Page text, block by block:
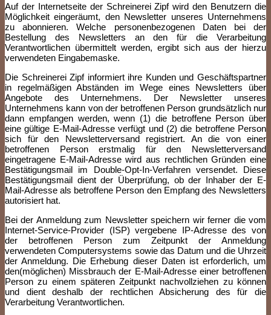
Auf der Internetseite der Schreinerei Zipf wird den Benutzern die
Möglichkeit eingeräumt, den Newsletter unseres Unternehmens
zu abonnieren. Welche personenbezogenen Daten bei der
Bestellung des Newsletters an den für die Verarbeitung
Verantwortlichen übermittelt werden, ergibt sich aus der hierzu
verwendeten Eingabemaske.
Die Schreinerei Zipf informiert ihre Kunden und Geschäftspartner
in regelmäßigen Abständen im Wege eines Newsletters über
Angebote des Unternehmens. Der Newsletter unseres
Unternehmens kann von der betroffenen Person grundsätzlich nur
dann empfangen werden, wenn (1) die betroffene Person über
eine gültige E-Mail-Adresse verfügt und (2) die betroffene Person
sich für den Newsletterversand registriert. An die von einer
betroffenen Person erstmalig für den Newsletterversand
eingetragene E-Mail-Adresse wird aus rechtlichen Gründen eine
Bestätigungsmail im Double-Opt-In-Verfahren versendet. Diese
Bestätigungsmail dient der Überprüfung, ob der Inhaber der E-
Mail-Adresse als betroffene Person den Empfang des Newsletters
autorisiert hat.
Bei der Anmeldung zum Newsletter speichern wir ferner die vom
Internet-Service-Provider (ISP) vergebene IP-Adresse des von
der betroffenen Person zum Zeitpunkt der Anmeldung
verwendeten Computersystems sowie das Datum und die Uhrzeit
der Anmeldung. Die Erhebung dieser Daten ist erforderlich, um
den(möglichen) Missbrauch der E-Mail-Adresse einer betroffenen
Person zu einem späteren Zeitpunkt nachvollziehen zu können
und dient deshalb der rechtlichen Absicherung des für die
Verarbeitung Verantwortlichen.